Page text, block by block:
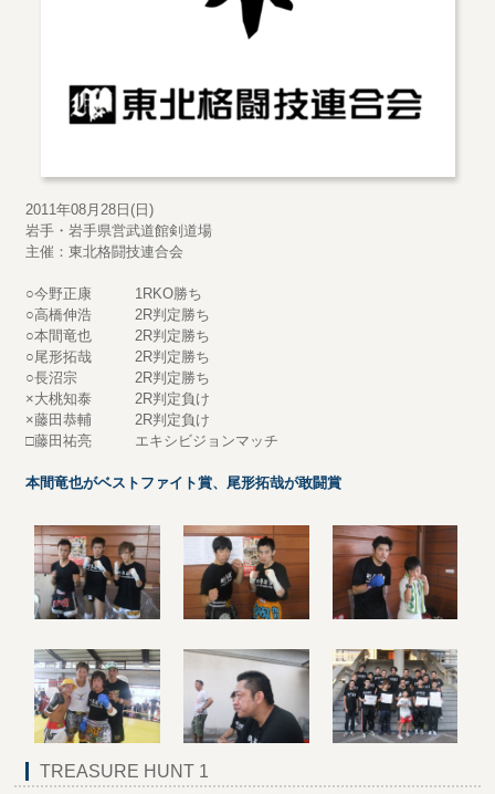
2011年08月28日(日)
岩手・岩手県営武道館剣道場
主催：東北格闘技連合会
○今野正康 1RKO勝ち
○高橋伸浩 2R判定勝ち
○本間竜也 2R判定勝ち
○尾形拓哉 2R判定勝ち
○長沼宗 2R判定勝ち
×大桃知泰 2R判定負け
×藤田恭輔 2R判定負け
□藤田祐亮 エキシビジョンマッチ
本間竜也がベストファイト賞、尾形拓哉が敢闘賞
TREASURE HUNT 1